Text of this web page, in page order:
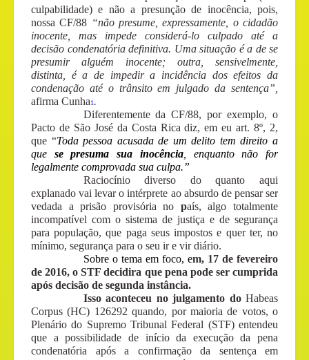
culpabilidade) e não a presunção de inocência, pois,
nossa CF/88 “não presume, expressamente, o cidadão
inocente, mas impede considerá-lo culpado até a
decisão condenatória definitiva. Uma situação é a de se
presumir alguém inocente; outra, sensivelmente,
distinta, é a de impedir a incidência dos efeitos da
condenação até o trânsito em julgado da sentença”,
afirma Cunha1.
Diferentemente da CF/88, por exemplo, o
Pacto de São José da Costa Rica diz, em eu art. 8º, 2,
que “Toda pessoa acusada de um delito tem direito a
que se presuma sua inocência, enquanto não for
legalmente comprovada sua culpa.”
Raciocínio diverso do quanto aqui
explanado vai levar o intérprete ao absurdo de pensar ser
vedada a prisão provisória no país, algo totalmente
incompatível com o sistema de justiça e de segurança
para população, que paga seus impostos e quer ter, no
mínimo, segurança para o seu ir e vir diário.
Sobre o tema em foco, em, 17 de fevereiro
de 2016, o STF decidira que pena pode ser cumprida
após decisão de segunda instância.
Isso aconteceu no julgamento do Habeas
Corpus (HC) 126292 quando, por maioria de votos, o
Plenário do Supremo Tribunal Federal (STF) entendeu
que a possibilidade de início da execução da pena
condenatória após a confirmação da sentença em